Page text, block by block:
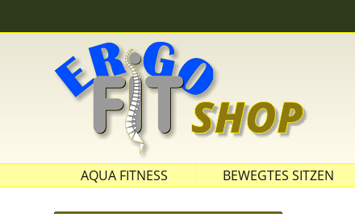
AQUA FITNESS BEWEGTES SITZEN